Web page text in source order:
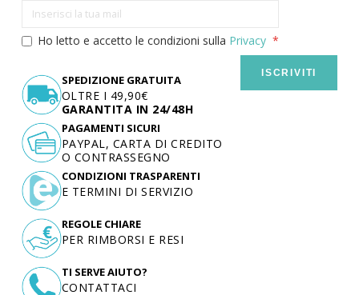
Ho letto e accetto le condizioni sulla Privacy
ISCRIVITI
SPEDIZIONE GRATUITA
OLTRE I 49,90€
GARANTITA IN 24/48H
TI SERVE AIUTO?
CONTATTACI
PAGAMENTI SICURI
PAYPAL, CARTA DI CREDITO
O CONTRASSEGNO
CONDIZIONI TRASPARENTI
E TERMINI DI SERVIZIO
REGOLE CHIARE
PER RIMBORSI E RESI